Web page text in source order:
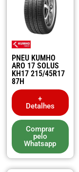
PNEU KUMHO
ARO 17 SOLUS
KH17 215/45R17
87H
+
Detalhes
Comprar
pelo
Whatsapp